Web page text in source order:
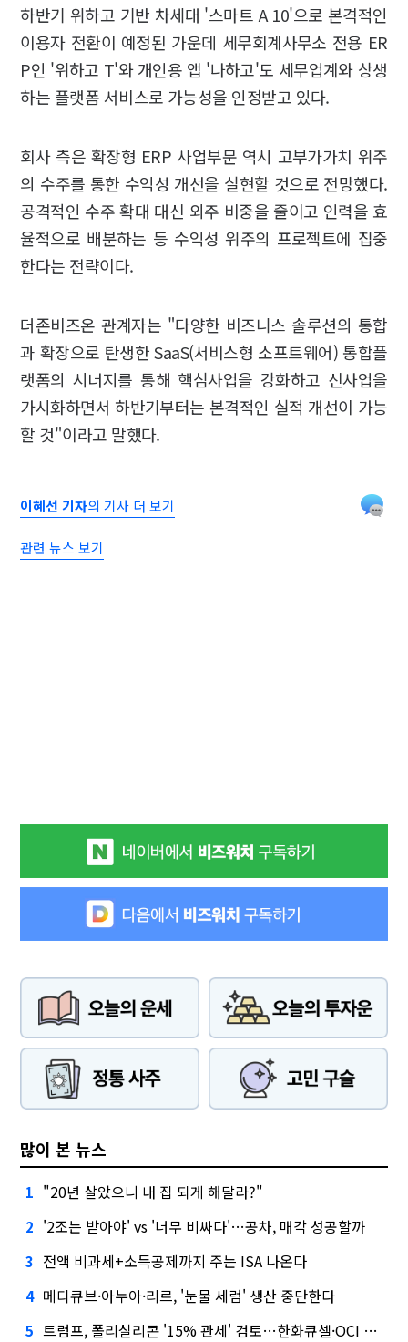
하반기 위하고 기반 차세대 '스마트 A 10'으로 본격적인
이용자 전환이 예정된 가운데 세무회계사무소 전용 ER
P인 '위하고 T'와 개인용 앱 '나하고'도 세무업계와 상생
하는 플랫폼 서비스로 가능성을 인정받고 있다.
회사 측은 확장형 ERP 사업부문 역시 고부가가치 위주
의 수주를 통한 수익성 개선을 실현할 것으로 전망했다.
공격적인 수주 확대 대신 외주 비중을 줄이고 인력을 효
율적으로 배분하는 등 수익성 위주의 프로젝트에 집중
한다는 전략이다.
더존비즈온 관계자는 "다양한 비즈니스 솔루션의 통합
과 확장으로 탄생한 SaaS(서비스형 소프트웨어) 통합플
랫폼의 시너지를 통해 핵심사업을 강화하고 신사업을
가시화하면서 하반기부터는 본격적인 실적 개선이 가능
할 것"이라고 말했다.
이혜선 기자의 기사 더 보기
관련 뉴스 보기
많이 본 뉴스
1 "20년 살았으니 내 집 되게 해달라?"
2 '2조는 받아야' vs '너무 비싸다'…공차, 매각 성공할까
3 전액 비과세+소득공제까지 주는 ISA 나온다
4 메디큐브·아누아·리르, '눈물 세럼' 생산 중단한다
5 트럼프, 폴리실리콘 '15% 관세' 검토…한화큐셀·OCI 영향은?